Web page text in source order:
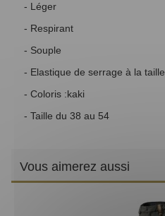
- Léger
- Respirant
- Souple
- Elastique de serrage à la taille
- Coloris :kaki
- Taille du 38 au 54
Vous aimerez aussi